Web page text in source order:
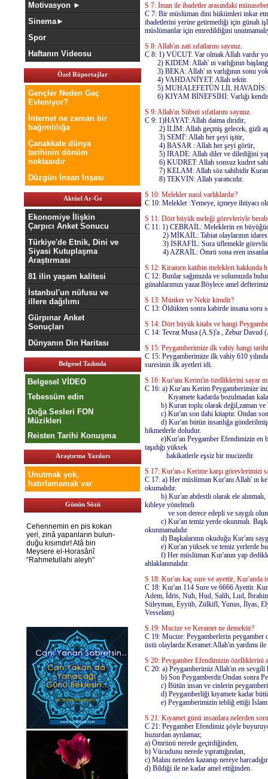
Motivasyon ►
Sinema►
Spor
Haftanın Videosu
Özel Röportajlar
Gençler Neden Geç
Evleniyor?
İnternet ne zaman bir
bağımlılığa
Çanakkale dünya
tarihinin dönüm
noktasıdır
Düzgün İnsan İnşası
Aktüel Ar-Ge
Ekonomiye İlişkin
Çarpıcı Anket Sonucu
Türkiye'de Etnik, Dini ve
Siyasi Kutuplaşma
Araştırması
81 ilin yaşam kalitesi
İstanbul'un nüfusu ve
illere dağılımı
Gürpınar Anket
Sonuçları
Dünyanın Din Haritası
Belgesel Tadında
Belgesel VİDEO
Tebessüm edin
Doğa Sesleri FON
Müzikleri
Reisten Tarihi Konuşma
Araştırma Yazıları
Unutmak yok,
hatırlamamak var
Günün Sözü
S 7: İman ile ibadetler arasındaki
C 7: Bir müslüman dini hükümleri inkar
ibadetlerini yerine getirmediği için günah
müslümanlar için emredildiğini
S 8: Allah'ın zati sıfatlarını sayınız.
C 8: 1) VÜCUT: Var olmak Allah vardır
2) KIDEM: Allah' ın varlığının
3) BEKA: Allah' ın varlığının sonu
4) VAHDANİYET: Allah tektir.
5) MUHALEFETÜN LİL HAVADİS:
6) KIYAM BİNEFSİHİ: Varlığı
S 9: Allah'ın Sübuti sıfatlarını sayınız.
C 9: 1)HAYAT: Allah daima diridir,
2) İLİM: Allah geçmiş gelecek, gizli
3) SEMİ': Allah her şeyi işitir,
4) BASAR : Allah her şeyi görür,
5) İRADE: Allah diler ve dilediğini
6) KUDRET: Allah sonsuz kudret
7) KELAM: Allah söz sahibidir Kuran
8) TEKVİN: Allah yaratıcıdır.
S 10: Melekler nasıl varlıklardır?
C 10: Melekler :Yemeye, içmeye ihtiyacı
S 11: Dört büyük meleği görevleriyle
C 11: 1) CEBRAİL: Meleklerin en
2) MİKAİL: Tabiat olaylarının idaresi
3) İSRAFİL: Sura üflemekle
4) AZRAİL: Ömrü sona eren
S 12: Kiramen katibin melekleri hakkında
C 12: Bunlar sağımızda ve solumuzda
günahlarımızı yazar.Böylece amel
S 13: Münker ve Nekir kimdir?
C 13: Öldükten sonra kabirde insana soru
S 14: Dört büyük kitabı ve hangi
C 14: Tevrat Musa (A.S)'a , Zebur
S 15: Peygamberimize ilk vahiy hangi
C 15: Peygamberimize ilk vahiy 610
suresinin ilk ayetleri idi.
S 16: Kur'anı Kerim'in özelliklerini sayar
C 16: a) Kur'anı Kerim Peygamberimize
Kıyamete kadarda bozulmadan
b) Kuran toplu olarak değil,zaman ve
c) Kur'an son ilahi kitaptır. Ondan
d) Kur'an bütün insanlığa gönderilmiş
hikmetlerle doludur.
e)Kur'an Peygamber Efendimizin en
taşıdığı yüksek
hakikatlerle eşsiz bir mucizedir.
S 17: Kur'an-ı Kerime karşı görevlerimizi
C 17: a) Her müslüman Kur'anı Allah' ın
okumalıdır.
b) Kur'an abdestli olarak ele alınmalı,
kıbleye yönelmeli
ve son derece edepli ve saygılı
c) Kur'an temiz yerde okunmalı. Başka
okunmamalıdır.
d) Başkalarının okuduğu Kur'anı
e) Kur'an yüksek ve temiz yerlerde
f) Her müslüman Kur'anın yap
ahlaklanmalıdır.
S 18: Kur'an kaç sure ve ayettir, Kur'anda
C 18: Kur'an 114 Sure ve 6666 Ayettir.
Adem, İdris, Nuh, Hud, Salih, Lud,
Süleyman, Eyyüb, Zülkifl, Yunus, İlyas,
Vesselam)
S 19: Mucize ve Keramet ne demektir?
C 19: Mucize: Peygamberlerin peygamber
üstü olaylardır.Keramet:Allah'ın yardımı
S 20: Peygamber Efendimizin özelliklerini
C 20: a) Peygamberimiz Allah'ın en sevgili
b) Son Peygamberdir.Ondan sonra
c) Bütün insan ve cinlerin
d) Peygamberliği kıyamete kadar bütün
e) Peygamberimizin tebliğ ettiği İslam
S 21: Kıyamet günü insanlara nelerden
C 21: Peygamber Efendimiz şöyle
huzurdan ayrılamaz;
a) Ömrünü nerede geçirdiğinden,
b) Vücudunu nerede yıprattığından,
c) Malını nereden kazanıp nereye
d) Bildiği ile ne kadar amel ettiğinden.